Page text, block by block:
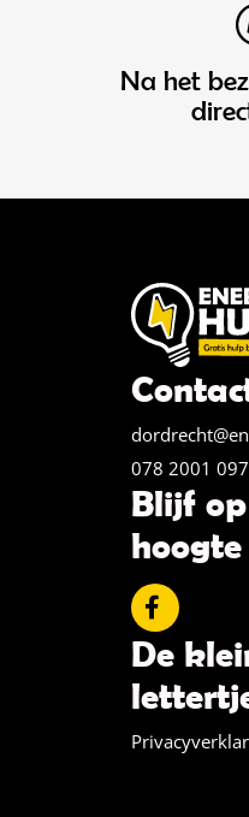
Na het
078 2001 097
Blijf
hoogte
De